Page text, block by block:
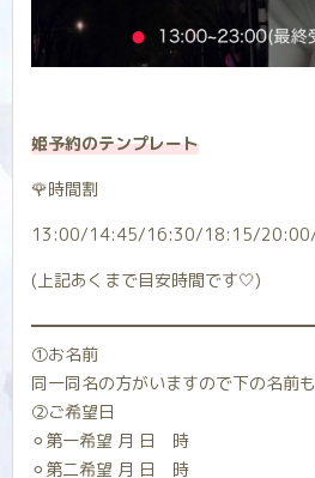
姫予約のテンプレート
🌹時間割
13:00/14:45/16:30/18:15/
(上記あくまで目安時間です‎🤍)
①お名前
同一同名の方がいますので下の名前
②ご希望日
⚪︎第一希望 月 日 時
⚪︎第二希望 月 日 時